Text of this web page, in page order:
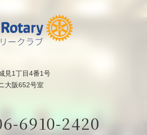
見1丁目4番1号
大阪652号室
6910-2420